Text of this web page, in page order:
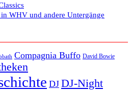
in WHV und andere Untergänge
Compagnia Buffo David Bowie
DJ DJ-Night